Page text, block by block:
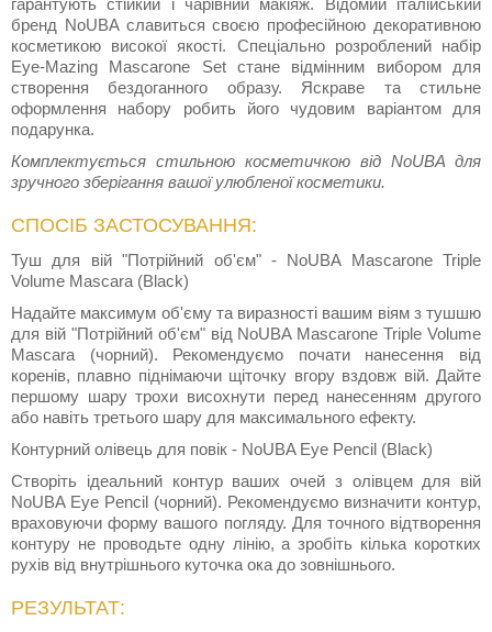
гарантують стійкий і чарівний макіяж. Відомий італійський
бренд NoUBA славиться своєю професійною декоративною
косметикою високої якості. Спеціально розроблений набір
Eye-Mazing Mascarone Set стане відмінним вибором для
створення бездоганного образу. Яскраве та стильне
оформлення набору робить його чудовим варіантом для
подарунка.
Комплектується стильною косметичкою від NoUBA для
зручного зберігання вашої улюбленої косметики.
СПОСІБ ЗАСТОСУВАННЯ:
Туш для вій "Потрійний об'єм" - NoUBA Mascarone Triple
Volume Mascara (Black)
Надайте максимум об'єму та виразності вашим віям з тушшю
для вій "Потрійний об'єм" від NoUBA Mascarone Triple Volume
Mascara (чорний). Рекомендуємо почати нанесення від
коренів, плавно піднімаючи щіточку вгору вздовж вій. Дайте
першому шару трохи висохнути перед нанесенням другого
або навіть третього шару для максимального ефекту.
Контурний олівець для повік - NoUBA Eye Pencil (Black)
Створіть ідеальний контур ваших очей з олівцем для вій
NoUBA Eye Pencil (чорний). Рекомендуємо визначити контур,
враховуючи форму вашого погляду. Для точного відтворення
контуру не проводьте одну лінію, а зробіть кілька коротких
рухів від внутрішнього куточка ока до зовнішнього.
РЕЗУЛЬТАТ: